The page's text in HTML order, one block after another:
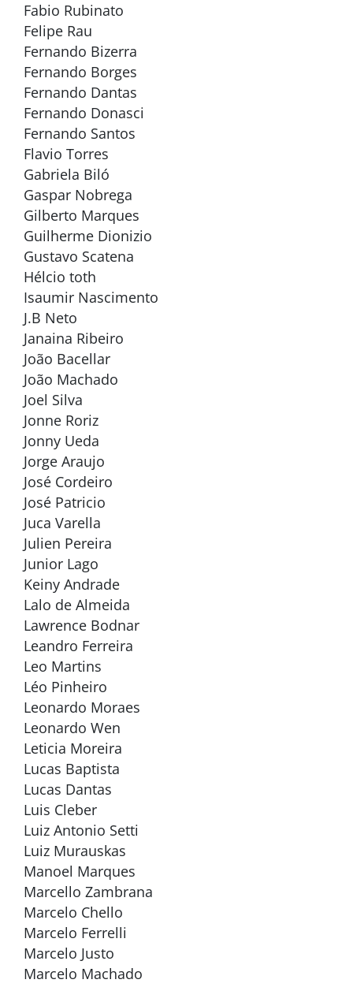
Fabio Rubinato
Felipe Rau
Fernando Bizerra
Fernando Borges
Fernando Dantas
Fernando Donasci
Fernando Santos
Flavio Torres
Gabriela Biló
Gaspar Nobrega
Gilberto Marques
Guilherme Dionizio
Gustavo Scatena
Hélcio toth
Isaumir Nascimento
J.B Neto
Janaina Ribeiro
João Bacellar
João Machado
Joel Silva
Jonne Roriz
Jonny Ueda
Jorge Araujo
José Cordeiro
José Patricio
Juca Varella
Julien Pereira
Junior Lago
Keiny Andrade
Lalo de Almeida
Lawrence Bodnar
Leandro Ferreira
Leo Martins
Léo Pinheiro
Leonardo Moraes
Leonardo Wen
Leticia Moreira
Lucas Baptista
Lucas Dantas
Luis Cleber
Luiz Antonio Setti
Luiz Murauskas
Manoel Marques
Marcello Zambrana
Marcelo Chello
Marcelo Ferrelli
Marcelo Justo
Marcelo Machado